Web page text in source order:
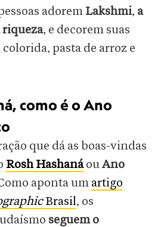
adorem Lakshmi, a
riqueza, e decorem suas
colorida, pasta de arroz e
como é o Ano
que dá as boas-vindas
Rosh HashanáouAno
aponta um artigo
Brasil, os
seguem o